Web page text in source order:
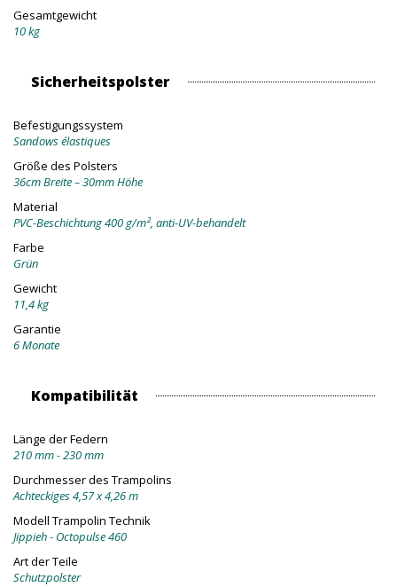
Gesamtgewicht
10 kg
Sicherheitspolster
Befestigungssystem
Sandows élastiques
Größe des Polsters
36cm Breite – 30mm Höhe
Material
PVC-Beschichtung 400 g/m², anti-UV-behandelt
Farbe
Grün
Gewicht
11,4 kg
Garantie
6 Monate
Kompatibilität
Länge der Federn
210 mm - 230 mm
Durchmesser des Trampolins
Achteckiges 4,57 x 4,26 m
Modell Trampolin Technik
Jippieh - Octopulse 460
Art der Teile
Schutzpolster